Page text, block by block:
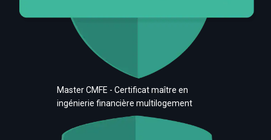
Master CMFE - Certificat maître en
ingénierie financière multilogement